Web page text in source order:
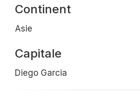
Continent
Asie
Capitale
Diego Garcia